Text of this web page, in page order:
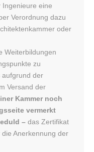
Ingenieure eine
Verordnung dazu
oder
Weiterbildungen
zu
aufgrund der
Versand der
Kammer noch
vermerkt
– das Zertifikat
Anerkennung der